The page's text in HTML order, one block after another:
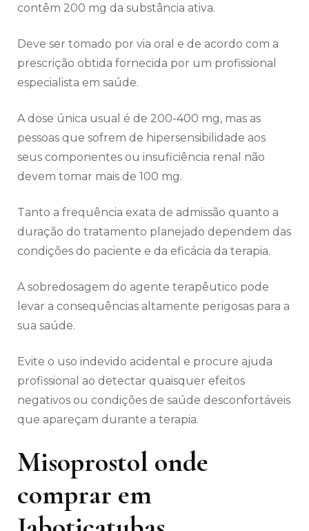
contêm 200 mg da substância ativa.
Deve ser tomado por via oral e de acordo com a
prescrição obtida fornecida por um profissional
especialista em saúde.
A dose única usual é de 200-400 mg, mas as
pessoas que sofrem de hipersensibilidade aos
seus componentes ou insuficiência renal não
devem tomar mais de 100 mg.
Tanto a frequência exata de admissão quanto a
duração do tratamento planejado dependem das
condições do paciente e da eficácia da terapia.
A sobredosagem do agente terapêutico pode
levar a consequências altamente perigosas para a
sua saúde.
Evite o uso indevido acidental e procure ajuda
profissional ao detectar quaisquer efeitos
negativos ou condições de saúde desconfortáveis
​​que apareçam durante a terapia.
Misoprostol onde
comprar em